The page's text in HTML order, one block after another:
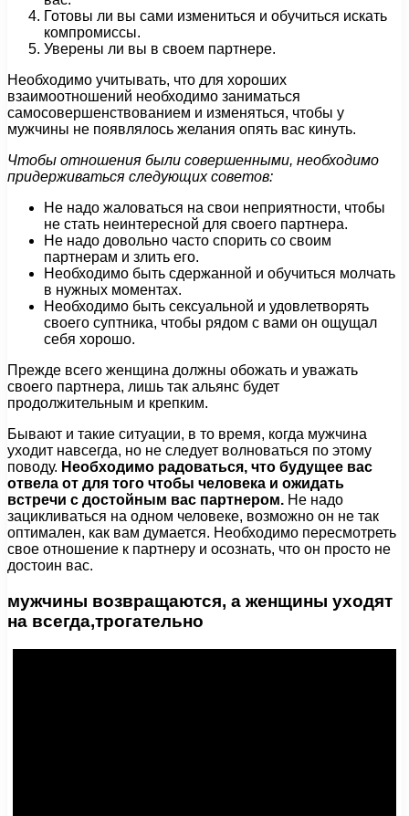
Готовы ли вы сами измениться и обучиться искать
компромиссы.
Уверены ли вы в своем партнере.
Необходимо учитывать, что для хороших
взаимоотношений необходимо заниматься
самосовершенствованием и изменяться, чтобы у
мужчины не появлялось желания опять вас кинуть.
Чтобы отношения были совершенными, необходимо
придерживаться следующих советов:
Не надо жаловаться на свои неприятности, чтобы
не стать неинтересной для своего партнера.
Не надо довольно часто спорить со своим
партнерам и злить его.
Необходимо быть сдержанной и обучиться молчать
в нужных моментах.
Необходимо быть сексуальной и удовлетворять
своего суптника, чтобы рядом с вами он ощущал
себя хорошо.
Прежде всего женщина должны обожать и уважать
своего партнера, лишь так альянс будет
продолжительным и крепким.
Бывают и такие ситуации, в то время, когда мужчина
уходит навсегда, но не следует волноваться по этому
поводу. Необходимо радоваться, что будущее вас
отвела от для того чтобы человека и ожидать
встречи с достойным вас партнером. Не надо
зацикливаться на одном человеке, возможно он не так
оптимален, как вам думается. Необходимо пересмотреть
свое отношение к партнеру и осознать, что он просто не
достоин вас.
мужчины возвращаются, а женщины уходят
на всегда,трогательно